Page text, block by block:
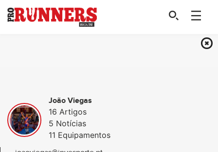
João Viegas
16 Artigos
5 Notícias
11 Equipamentos